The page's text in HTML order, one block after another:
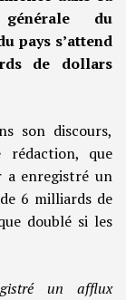
du
pays s’attend
de dollars
son discours,
que
a enregistré un
6 milliards de
doublé si les
un afflux